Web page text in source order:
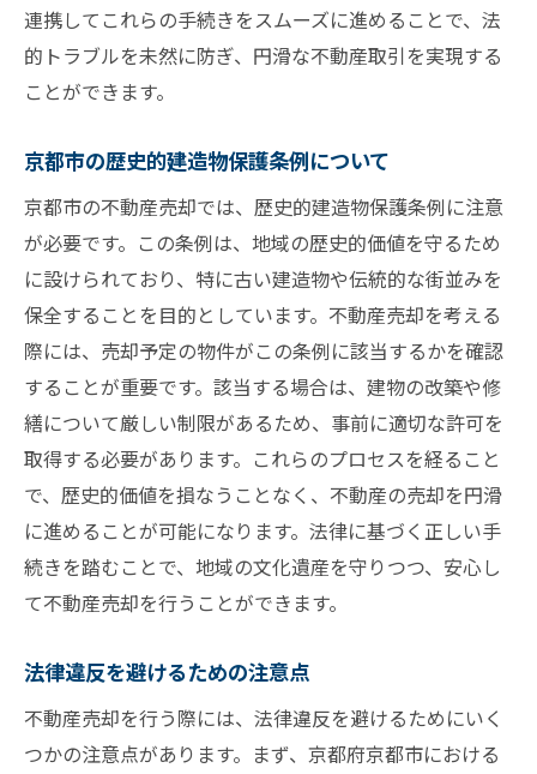
連携してこれらの手続きをスムーズに進めることで、法
的トラブルを未然に防ぎ、円滑な不動産取引を実現する
ことができます。
京都市の歴史的建造物保護条例について
京都市の不動産売却では、歴史的建造物保護条例に注意
が必要です。この条例は、地域の歴史的価値を守るため
に設けられており、特に古い建造物や伝統的な街並みを
保全することを目的としています。不動産売却を考える
際には、売却予定の物件がこの条例に該当するかを確認
することが重要です。該当する場合は、建物の改築や修
繕について厳しい制限があるため、事前に適切な許可を
取得する必要があります。これらのプロセスを経ること
で、歴史的価値を損なうことなく、不動産の売却を円滑
に進めることが可能になります。法律に基づく正しい手
続きを踏むことで、地域の文化遺産を守りつつ、安心し
て不動産売却を行うことができます。
法律違反を避けるための注意点
不動産売却を行う際には、法律違反を避けるためにいく
つかの注意点があります。まず、京都府京都市における